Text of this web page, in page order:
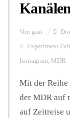
Von gast
Experiment
Instragram, MDR
Mit der Reihe
der MDR auf
auf Zeitreise